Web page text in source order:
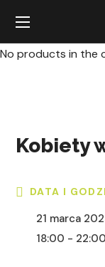
No products in the
Kobiety
DATA I
21 marca
18:00 - 22:00